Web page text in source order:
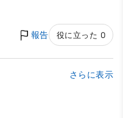
報告 役に立った 0
さらに表示